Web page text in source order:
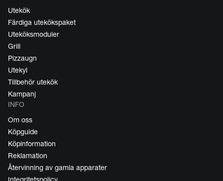
Utekök
Färdiga utekökspaket
Uteköksmoduler
Grill
Pizzaugn
Utekyl
Tillbehör utekök
Kampanj
INFO
Om oss
Köpguide
Köpinformation
Reklamation
Återvinning av gamla apparater
Integritetspolicy